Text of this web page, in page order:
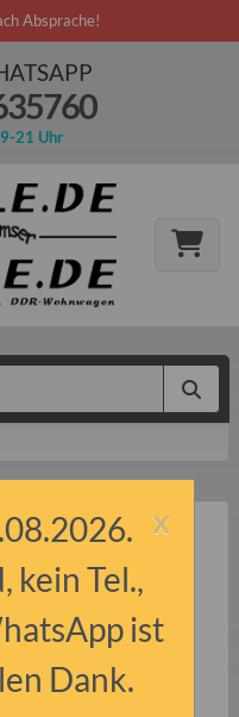
Absprache!
21 Uhr
x
kein Tel.,
ist
Dank.